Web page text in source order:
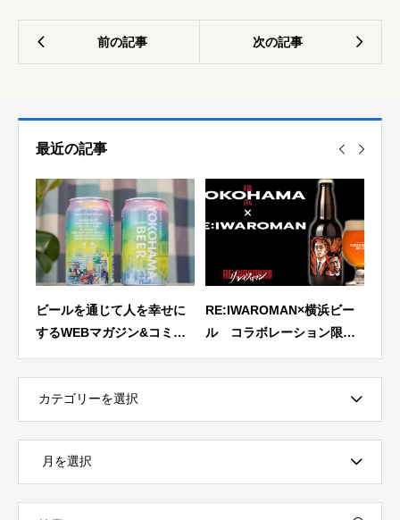
最近の記事
ビールを通じて人を幸せに
するWEBマガジン&コミュ
浜セゾン缶をご紹介いただ
きました
RE:IWAROMAN×横浜ビー
ル コラボレーション限定
12時より予約受付開始！限
精